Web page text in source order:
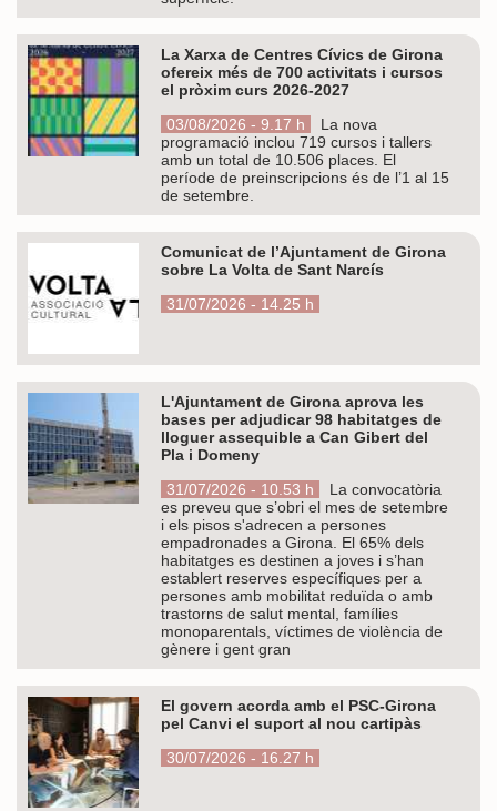
La Xarxa de Centres Cívics de Girona
ofereix més de 700 activitats i cursos
el pròxim curs 2026-2027
03/08/2026 - 9.17 h
La nova
programació inclou 719 cursos i tallers
amb un total de 10.506 places. El
període de preinscripcions és de l’1 al 15
de setembre.
Comunicat de l’Ajuntament de Girona
sobre La Volta de Sant Narcís
31/07/2026 - 14.25 h
L'Ajuntament de Girona aprova les
bases per adjudicar 98 habitatges de
lloguer assequible a Can Gibert del
Pla i Domeny
31/07/2026 - 10.53 h
La convocatòria
es preveu que s’obri el mes de setembre
i els pisos s'adrecen a persones
empadronades a Girona. El 65% dels
habitatges es destinen a joves i s’han
establert reserves específiques per a
persones amb mobilitat reduïda o amb
trastorns de salut mental, famílies
monoparentals, víctimes de violència de
gènere i gent gran
El govern acorda amb el PSC-Girona
pel Canvi el suport al nou cartipàs
30/07/2026 - 16.27 h